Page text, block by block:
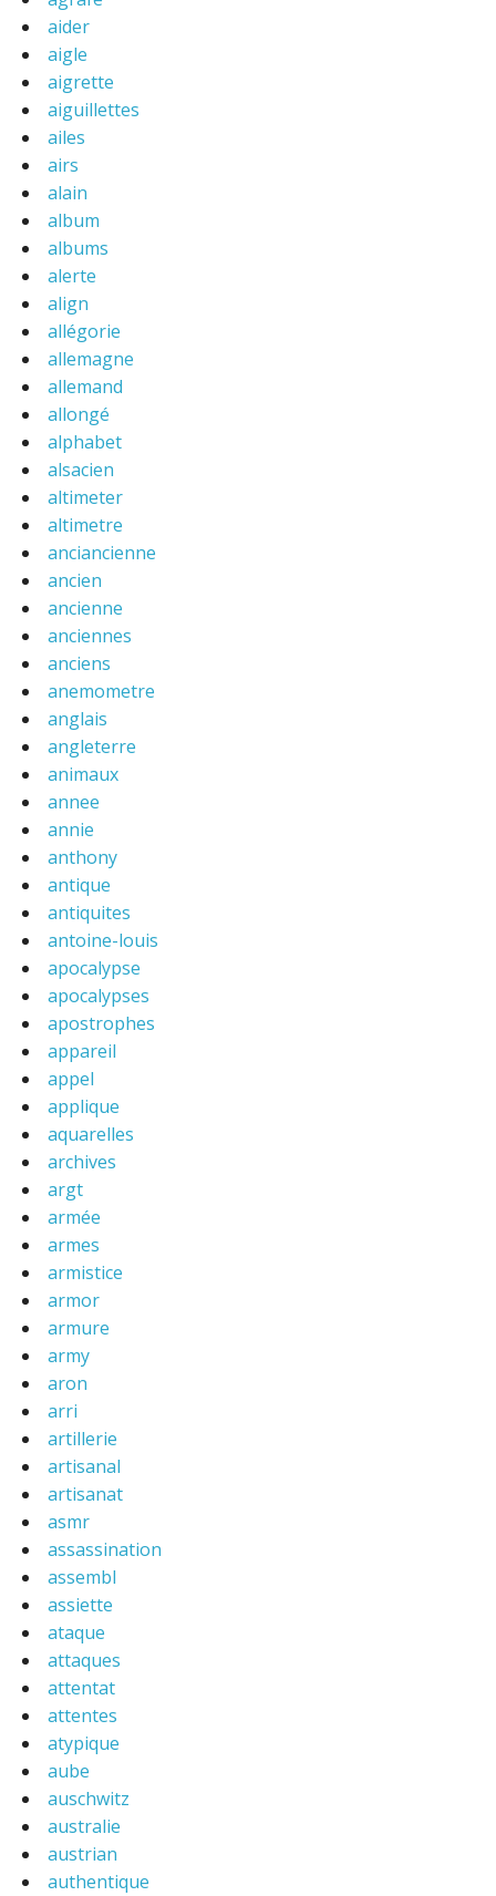
aider
aigle
aigrette
aiguillettes
ailes
airs
alain
album
albums
alerte
align
allégorie
allemagne
allemand
allongé
alphabet
alsacien
altimeter
altimetre
anciancienne
ancien
ancienne
anciennes
anciens
anemometre
anglais
angleterre
animaux
annee
annie
anthony
antique
antiquites
antoine-louis
apocalypse
apocalypses
apostrophes
appareil
appel
applique
aquarelles
archives
argt
armée
armes
armistice
armor
armure
army
aron
arri
artillerie
artisanal
artisanat
asmr
assassination
assembl
assiette
ataque
attaques
attentat
attentes
atypique
aube
auschwitz
australie
austrian
authentique